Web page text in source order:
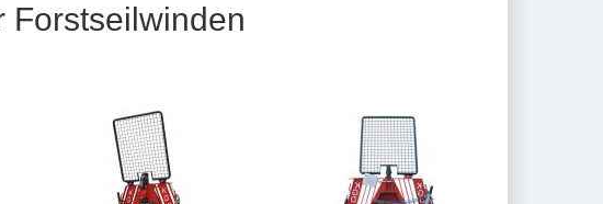
Forstseilwinden